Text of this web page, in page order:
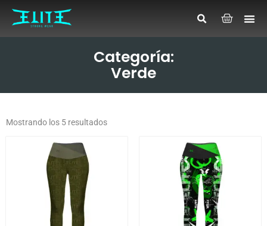
Categoría:
Verde
Mostrando los 5 resultados